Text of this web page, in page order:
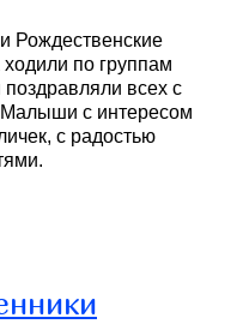
Рождественские
по группам
поздравляли всех с
с интересом
с радостью